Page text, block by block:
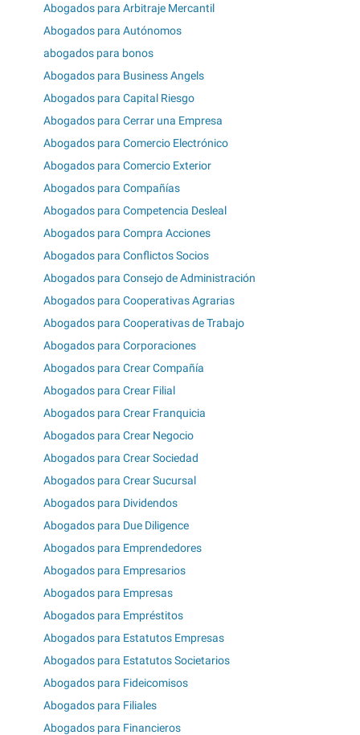
Abogados para Arbitraje Mercantil
Abogados para Autónomos
abogados para bonos
Abogados para Business Angels
Abogados para Capital Riesgo
Abogados para Cerrar una Empresa
Abogados para Comercio Electrónico
Abogados para Comercio Exterior
Abogados para Compañías
Abogados para Competencia Desleal
Abogados para Compra Acciones
Abogados para Conflictos Socios
Abogados para Consejo de Administración
Abogados para Cooperativas Agrarias
Abogados para Cooperativas de Trabajo
Abogados para Corporaciones
Abogados para Crear Compañía
Abogados para Crear Filial
Abogados para Crear Franquicia
Abogados para Crear Negocio
Abogados para Crear Sociedad
Abogados para Crear Sucursal
Abogados para Dividendos
Abogados para Due Diligence
Abogados para Emprendedores
Abogados para Empresarios
Abogados para Empresas
Abogados para Empréstitos
Abogados para Estatutos Empresas
Abogados para Estatutos Societarios
Abogados para Fideicomisos
Abogados para Filiales
Abogados para Financieros